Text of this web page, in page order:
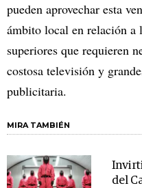
pueden aprovechar esta
ámbito local en relación a
superiores que requieren
costosa televisión y
publicitaria.
MIRA TAMBIÉN
del